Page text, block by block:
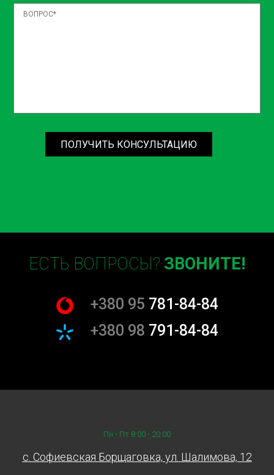
ПОЛУЧИТЬ КОНСУЛЬТАЦИЮ
ЕСТЬ ВОПРОСЫ? ЗВОНИТЕ!
+380 95 781-84-84
+380 98 791-84-84
Пн - Пт 8:00 - 20:00
c. Софиевская Борщаговка, ул. Шалимова, 12